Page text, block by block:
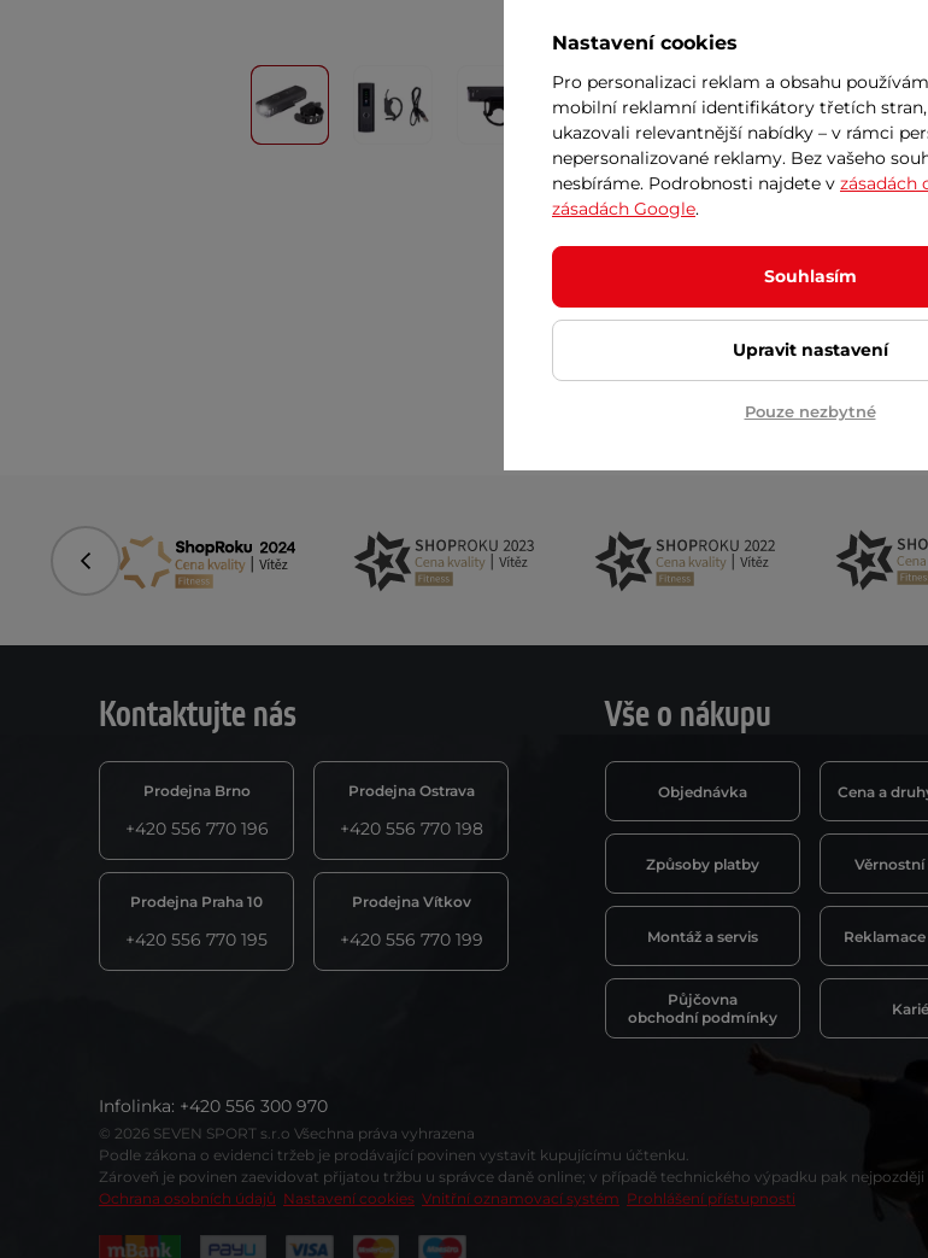
Předchozí
Kontaktujte nás
Prodejna Brno
+420 556 770 196
Prodejna Ostrava
+420 556 770 198
Prodejna Praha 10
+420 556 770 195
Prodejna Vítkov
+420 556 770 199
Vše o nákupu
Objednávka Cena a
Způsoby platby Věrnostní
Montáž a servis
Půjčovna
obchodní podmínky
Infolinka: +420 556 300 970
© 2026 SEVEN SPORT s.r.o Všechna práva vyhrazena
Podle zákona o evidenci tržeb je prodávající povinen vystavit kupujícímu účtenku.
Zároveň je povinen zaevidovat přijatou tržbu u správce daně online; v případě technického výpadku pak
Ochrana osobních údajů Nastavení cookies Vnitřní oznamovací systém Prohlášení přístupnosti
Nastavení cookies
Pro personalizaci reklam a obsahu
mobilní reklamní identifikátory třetích
ukazovali relevantnější nabídky – v rámci
nepersonalizované reklamy. Bez vašeho
nesbíráme. Podrobnosti najdete v zásadách
zásadách Google.
Souhlasím
Upravit nastavení
Pouze nezbytné